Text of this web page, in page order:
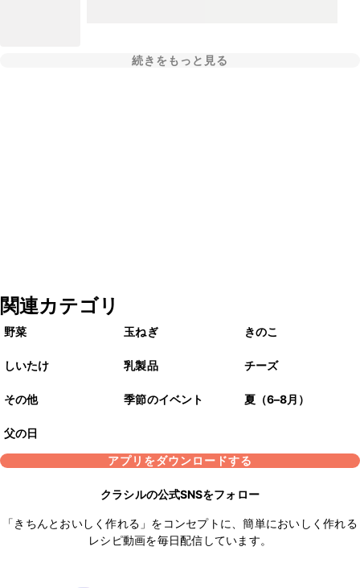
続きをもっと見る
関連カテゴリ
野菜 玉ねぎ きのこ
しいたけ 乳製品 チーズ
その他 季節のイベント 夏（6–8月）
父の日
アプリをダウンロードする
クラシルの公式SNSをフォロー
「きちんとおいしく作れる」をコンセプトに、簡単においしく作れる
レシピ動画を毎日配信しています。